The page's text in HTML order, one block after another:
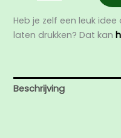
Heb je zelf een leuk
laten drukken? Dat kan
Beschrijving